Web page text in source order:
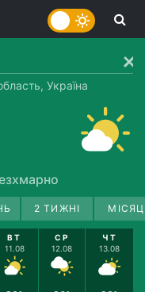
Україна
2 ТИЖНІ
ВТ
11.08
СР
12.08
ЧТ
13.08